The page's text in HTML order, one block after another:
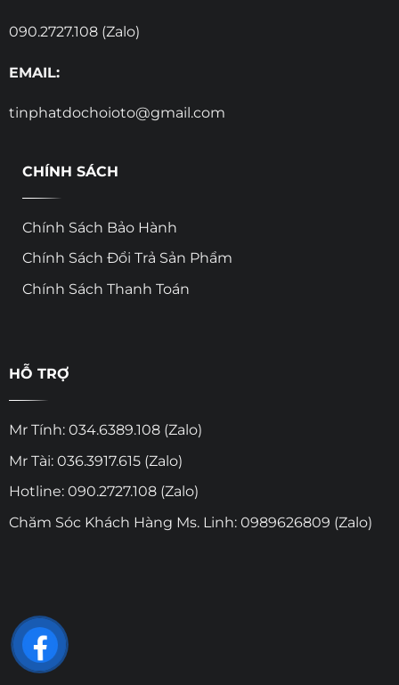
090.2727.108 (Zalo)
EMAIL:
tinphatdochoioto@gmail.com
CHÍNH SÁCH
Chính Sách Bảo Hành
Chính Sách Đổi Trả Sản Phẩm
Chính Sách Thanh Toán
HỖ TRỢ
Mr Tính: 034.6389.108 (Zalo)
Mr Tài: 036.3917.615 (Zalo)
Hotline: 090.2727.108 (Zalo)
Chăm Sóc Khách Hàng Ms. Linh: 0989626809 (Zalo)